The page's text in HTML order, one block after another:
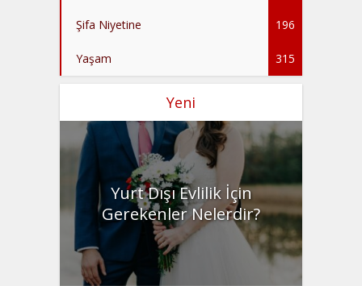
Şifa Niyetine 196
Yaşam 315
Yeni
Yurt Dışı Evlilik İçin
Gerekenler Nelerdir?